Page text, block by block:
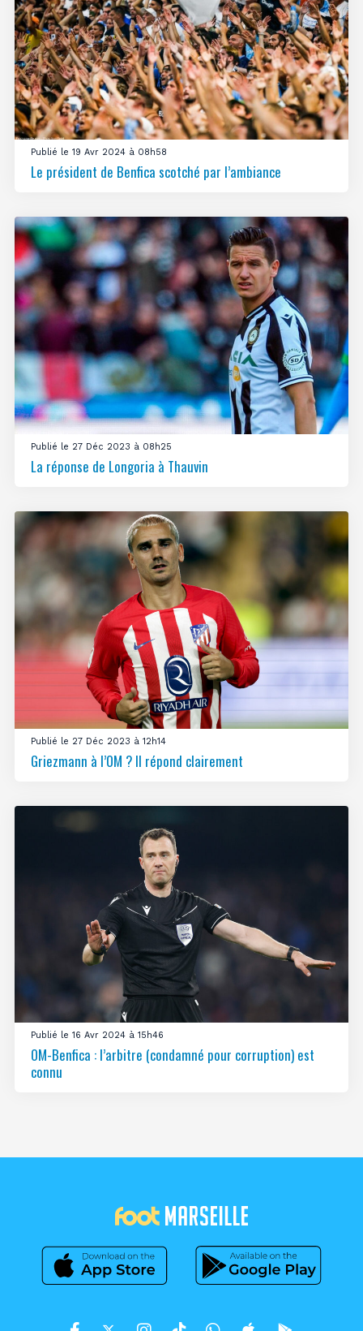
Publié le 19 Avr 2024 à 08h58
Le président de Benfica scotché par l’ambiance
Publié le 27 Déc 2023 à 08h25
La réponse de Longoria à Thauvin
Publié le 27 Déc 2023 à 12h14
Griezmann à l’OM ? Il répond clairement
Publié le 16 Avr 2024 à 15h46
OM-Benfica : l’arbitre (condamné pour corruption) est
connu